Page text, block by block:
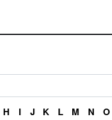
H I J K L M N O